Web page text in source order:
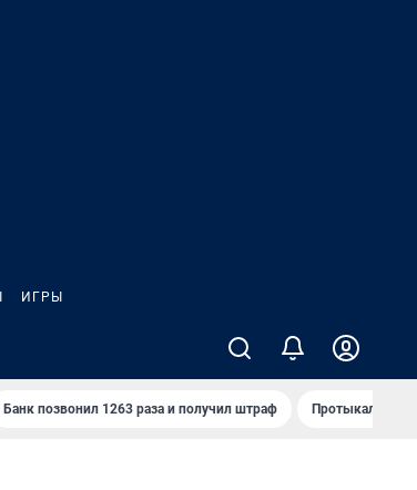
ИГРЫ
Банк позвонил 1263 раза и получил штраф Протыкал